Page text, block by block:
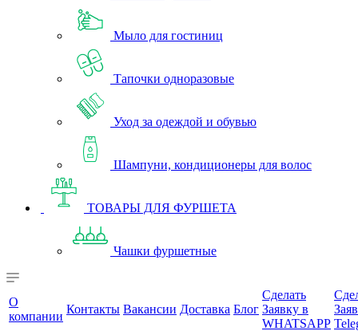
Мыло для гостиниц
Тапочки одноразовые
Уход за одеждой и обувью
Шампуни, кондиционеры для волос
ТОВАРЫ ДЛЯ ФУРШЕТА
Чашки фуршетные
О
компании
Контакты Вакансии Доставка Блог
Сделать
Заявку в
WHATSAPP